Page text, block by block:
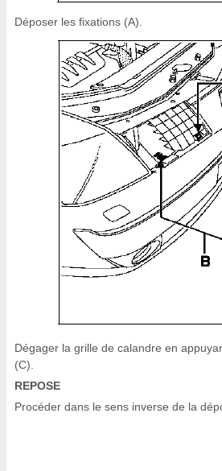
Déposer les fixations (A).
Dégager la grille de calandre en
(C).
REPOSE
Procéder dans le sens inverse de la